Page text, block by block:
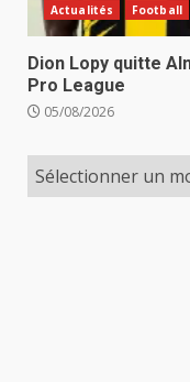
Actualités Football
Dion Lopy quitte
Pro League
05/08/2026